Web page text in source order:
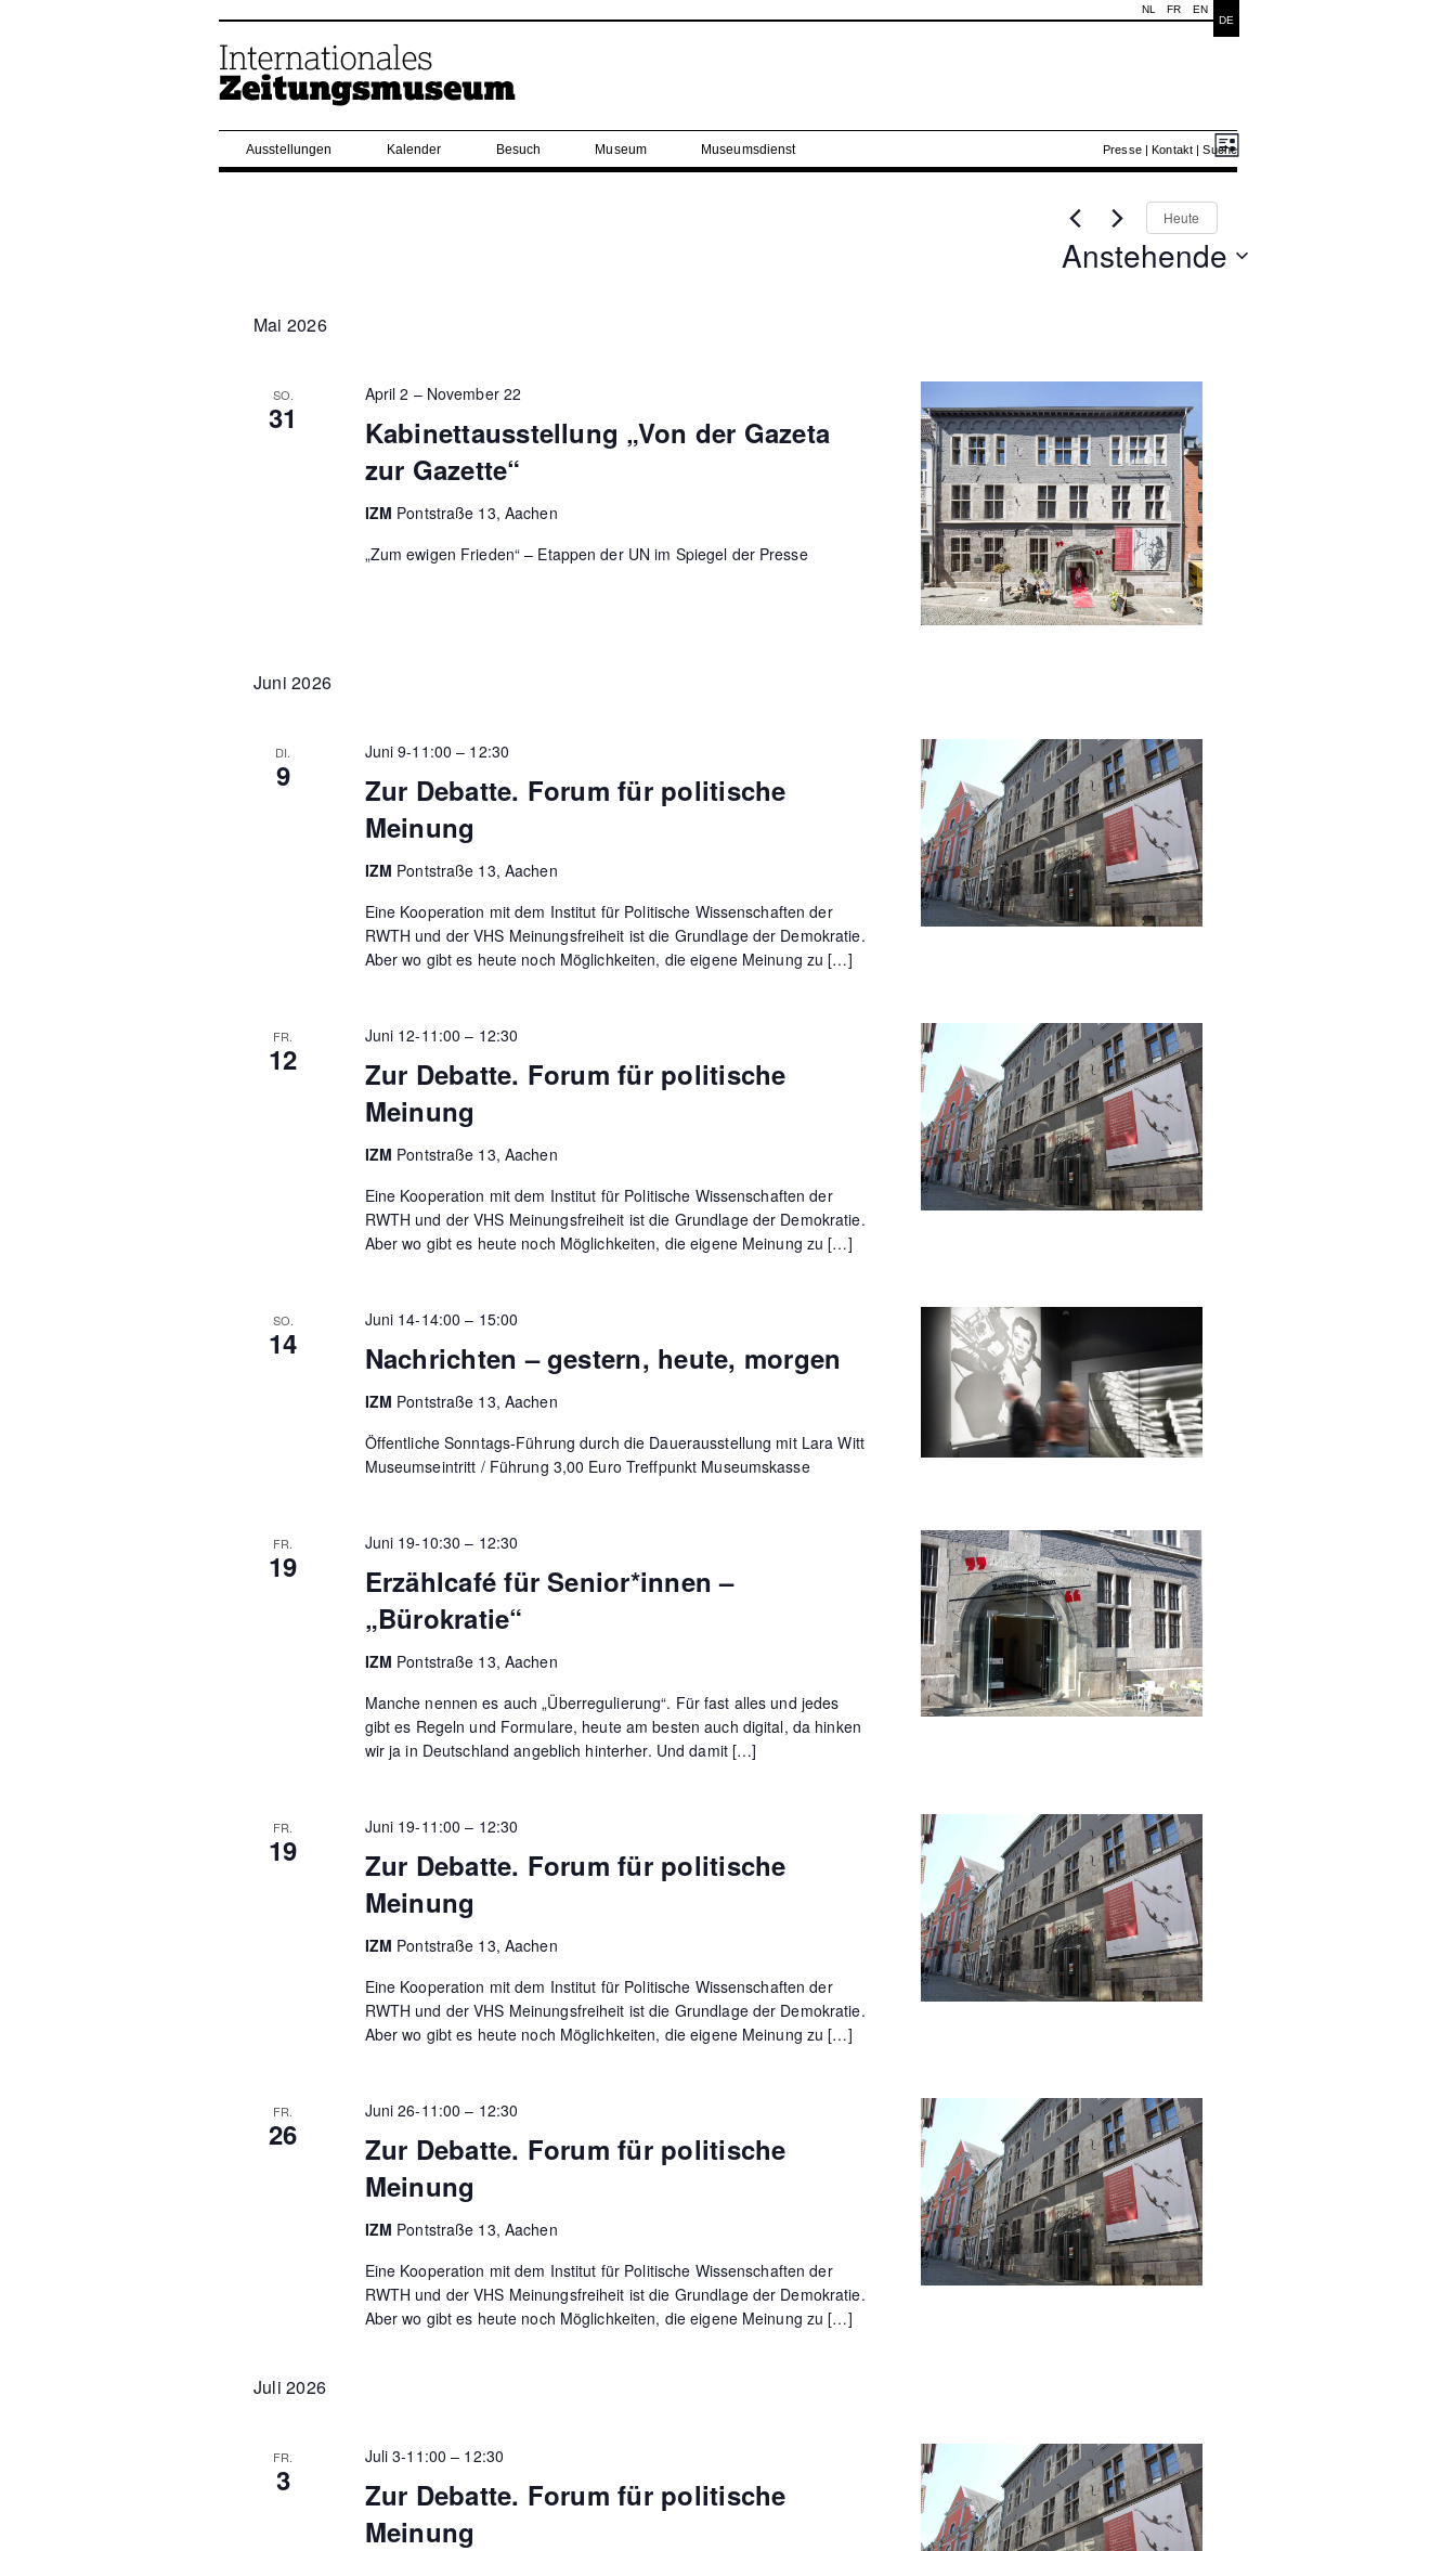
DE
EN
FR
NL
Ausstellungen Kalender Besuch Museum Museumsdienst Presse|Kontakt |Suche
Ansichten-
Navigation
Veranstaltung
Ansichten-
Liste
Heute
Anstehende
Mai 2026
SO.
31
Kabinettausstellung „Von der Gazeta
zur Gazette“
April 2 – November 22
IZM Pontstraße 13, Aachen
„Zum ewigen Frieden“ – Etappen der UN im Spiegel der Presse
Juni 2026
DI.
9
Zur Debatte. Forum für politische
Meinung
Juni 9-11:00 – 12:30
IZM Pontstraße 13, Aachen
Eine Kooperation mit dem Institut für Politische Wissenschaften der
RWTH und der VHS Meinungsfreiheit ist die Grundlage der Demokratie.
Aber wo gibt es heute noch Möglichkeiten, die eigene Meinung zu […]
FR.
12
Zur Debatte. Forum für politische
Meinung
Juni 12-11:00 – 12:30
IZM Pontstraße 13, Aachen
Eine Kooperation mit dem Institut für Politische Wissenschaften der
RWTH und der VHS Meinungsfreiheit ist die Grundlage der Demokratie.
Aber wo gibt es heute noch Möglichkeiten, die eigene Meinung zu […]
SO.
14 Nachrichten – gestern, heute, morgen
Juni 14-14:00 – 15:00
IZM Pontstraße 13, Aachen
Öffentliche Sonntags-Führung durch die Dauerausstellung mit Lara Witt
Museumseintritt / Führung 3,00 Euro Treffpunkt Museumskasse
FR.
19
Erzählcafé für Senior*innen –
„Bürokratie“
Juni 19-10:30 – 12:30
IZM Pontstraße 13, Aachen
Manche nennen es auch „Überregulierung“. Für fast alles und jedes
gibt es Regeln und Formulare, heute am besten auch digital, da hinken
wir ja in Deutschland angeblich hinterher. Und damit […]
FR.
19
Zur Debatte. Forum für politische
Meinung
Juni 19-11:00 – 12:30
IZM Pontstraße 13, Aachen
Eine Kooperation mit dem Institut für Politische Wissenschaften der
RWTH und der VHS Meinungsfreiheit ist die Grundlage der Demokratie.
Aber wo gibt es heute noch Möglichkeiten, die eigene Meinung zu […]
FR.
26
Zur Debatte. Forum für politische
Meinung
Juni 26-11:00 – 12:30
IZM Pontstraße 13, Aachen
Eine Kooperation mit dem Institut für Politische Wissenschaften der
RWTH und der VHS Meinungsfreiheit ist die Grundlage der Demokratie.
Aber wo gibt es heute noch Möglichkeiten, die eigene Meinung zu […]
Juli 2026
FR.
3
Zur Debatte. Forum für politische
Meinung
Juli 3-11:00 – 12:30